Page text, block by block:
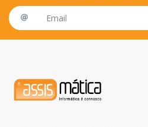
Email address